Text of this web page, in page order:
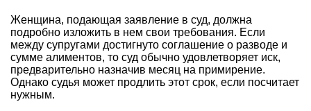
Женщина, подающая заявление в суд, должна
подробно изложить в нем свои требования. Если
между супругами достигнуто соглашение о разводе и
сумме алиментов, то суд обычно удовлетворяет иск,
предварительно назначив месяц на примирение.
Однако судья может продлить этот срок, если посчитает
нужным.